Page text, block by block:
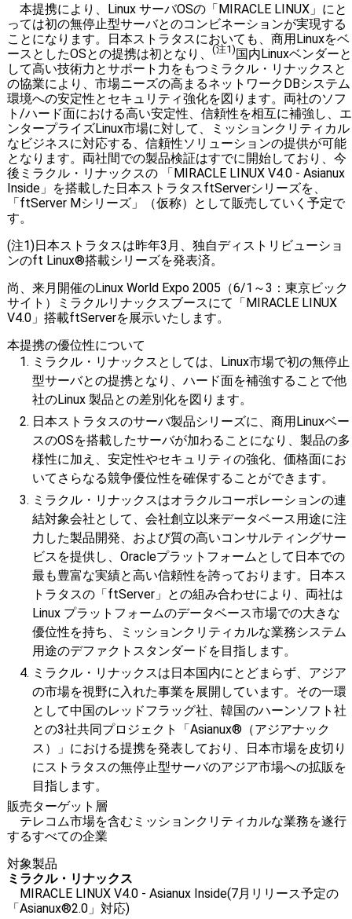
本提携により、Linux サーバOSの「MIRACLE LINUX」にと
っては初の無停止型サーバとのコンビネーションが実現する
ことになります。日本ストラタスにおいても、商用Linuxをベ
ースとしたOSとの提携は初となり、
(注1)国内Linuxベンダーと
して高い技術力とサポート力をもつミラクル・リナックスと
の協業により、市場ニーズの高まるネットワークDBシステム
環境への安定性とセキュリティ強化を図ります。両社のソフ
ト/ハード面における高い安定性、信頼性を相互に補強し、エ
ンタープライズLinux市場に対して、ミッションクリティカル
なビジネスに対応する、信頼性ソリューションの提供が可能
となります。両社間での製品検証はすでに開始しており、今
後ミラクル・リナックスの 「MIRACLE LINUX V4.0 - Asianux
Inside」を搭載した日本ストラタスftServerシリーズを、
「ftServer Mシリーズ」（仮称）として販売していく予定で
す。
(注1)日本ストラタスは昨年3月、独自ディストリビューショ
ンのft Linux®搭載シリーズを発表済。
尚、来月開催のLinux World Expo 2005（6/1～3：東京ビック
サイト）ミラクルリナックスブースにて「MIRACLE LINUX
V4.0」搭載ftServerを展示いたします。
本提携の優位性について
ミラクル・リナックスとしては、Linux市場で初の無停止
型サーバとの提携となり、ハード面を補強することで他
社のLinux 製品との差別化を図ります。
日本ストラタスのサーバ製品シリーズに、商用Linuxベー
スのOSを搭載したサーバが加わることになり、製品の多
様性に加え、安定性やセキュリティの強化、価格面にお
いてさらなる競争優位性を確保することができます。
ミラクル・リナックスはオラクルコーポレーションの連
結対象会社として、会社創立以来データベース用途に注
力した製品開発、および質の高いコンサルティングサー
ビスを提供し、Oracleプラットフォームとして日本での
最も豊富な実績と高い信頼性を誇っております。日本ス
トラタスの「ftServer」との組み合わせにより、両社は
Linux プラットフォームのデータベース市場での大きな
優位性を持ち、ミッションクリティカルな業務システム
用途のデファクトスタンダードを目指します。
ミラクル・リナックスは日本国内にとどまらず、アジア
の市場を視野に入れた事業を展開しています。その一環
として中国のレッドフラッグ社、韓国のハーンソフト社
との3社共同プロジェクト「Asianux®（アジアナック
ス）」における提携を発表しており、日本市場を皮切り
にストラタスの無停止型サーバのアジア市場への拡販を
目指します。
販売ターゲット層
テレコム市場を含むミッションクリティカルな業務を遂行
するすべての企業
対象製品
ミラクル・リナックス
MIRACLE LINUX V4.0 - Asianux Inside(7月リリース予定の
「Asianux®2.0」対応)